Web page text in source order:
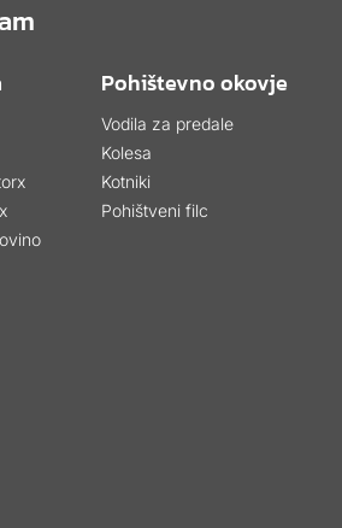
Pohištevno okovje
Vodila za predale
Kolesa
Kotniki
Pohištveni filc